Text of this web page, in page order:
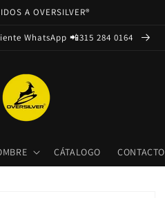
A OVERSILVER®
WhatsApp 📲315 284 0164
CÁTALOGO CONTACTO